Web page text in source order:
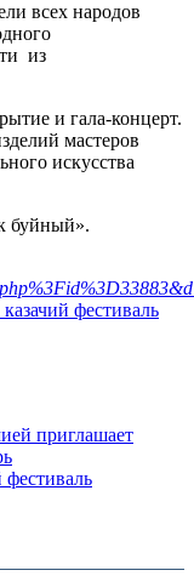
всех народов
из
и гала-концерт.
мастеров
искусства
буйный».
фестиваль
приглашает